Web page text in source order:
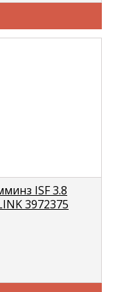
ISF 3.8
3972375